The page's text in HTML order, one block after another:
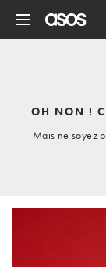
OH NON !
Mais ne soyez